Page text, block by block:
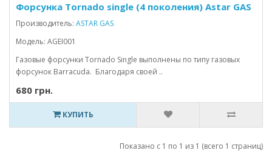
Форсунка Tornado single (4 поколения) Astar GAS
Производитель: ASTAR GAS
Модель: AGEI001
Газовые форсунки Tornado Single выполнены по типу газовых
форсунок Barracuda. Благодаря своей ..
680 грн.
КУПИТЬ
Показано с 1 по 1 из 1 (всего 1 страниц)